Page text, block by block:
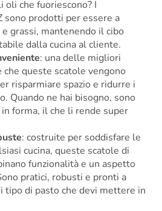
oli che fuoriescono? I
sono prodotti per essere a
grassi, mantenendo il cibo
dalla cucina al cliente.
: una delle migliori
queste scatole vengono
risparmiare spazio e ridurre i
Quando ne hai bisogno, sono
forma, il che li rende super
: costruite per soddisfare le
cucina, queste scatole di
funzionalità e un aspetto
pratici, robusti e pronti a
tipo di pasto che devi mettere in